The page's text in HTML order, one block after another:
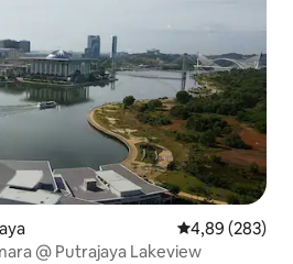
Средна
4,89 (283)
@ Putrajaya Lakeview